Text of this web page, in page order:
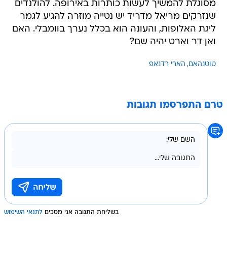
מסוגלת להמשיך לעשות כותרות באירופה. להולנדים
שנזרקים מריאל מדריד יש נטייה מוזרה להגיע לגמר
ליגת האלופות, והעונה הוא בכלל נערך בוומבלי. האם
ואן דר וארט יהיה שם?
טוטנהאם הארי רדנאפ
טרם התפרסמו תגובות
בשליחת התגובה אני מסכים לתנאי השימוש